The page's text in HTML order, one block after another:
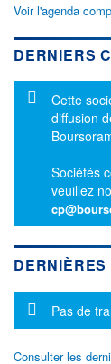
Voir l'agenda
DERNIERS
Cette
diffusion
Sociétés
veuillez
Pas de
Consulter les